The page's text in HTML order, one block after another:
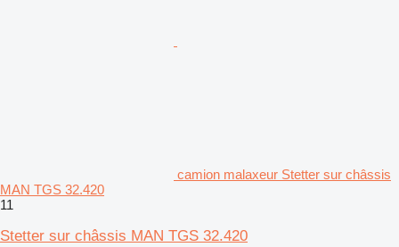
camion malaxeur Stetter sur châssis
MAN TGS 32.420
11
Stetter sur châssis MAN TGS 32.420